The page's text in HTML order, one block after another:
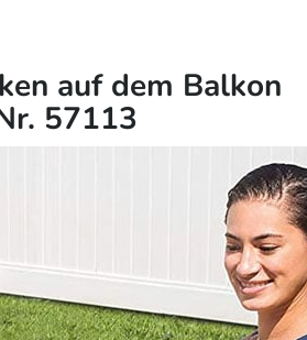
auf dem Balkon
57113